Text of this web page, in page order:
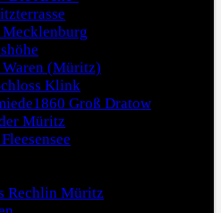
(Müritz)
Klink
Groß Dratow
Müritz
Rechlin Müritz